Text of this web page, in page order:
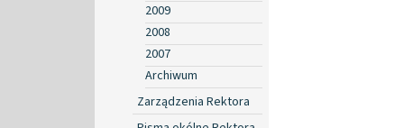
2009
2008
2007
Archiwum
Zarządzenia Rektora